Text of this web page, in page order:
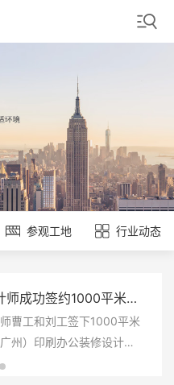
参观工地 行业动态
报告~恭喜设计师成功签约佛山市顺德区焯志包装印刷办公定制装修项目
李工和邓工签下佛山市顺
装印刷办公装修设计项
目是位于佛山市顺德区勒流
5000平米的斯柏美（广州）科技办公定制装修项目，轻松拿下
李工签下5000平米的斯柏
科技办公装修设计项目，
于广州市黄埔区S117(开创
恭喜设计师成功签约1000平米的佳巧（广州）印刷办公定制装修项目
曹工和刘工签下1000平米
州）印刷办公装修设计项
目是位于广州市南沙区升平
报告~恭喜设计师成功签约佛山市顺德区焯志包装印刷办公定制装修项目
李工和邓工签下佛山市顺
装印刷办公装修设计项
目是位于佛山市顺德区勒流
5000平米的斯柏美（广州）科技办公定制装修项目，轻松拿下
李工签下5000平米的斯柏
科技办公装修设计项目，
于广州市黄埔区S117(开创